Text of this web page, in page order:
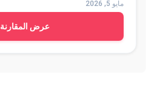
مايو 5, 2026
عرض المقارنة